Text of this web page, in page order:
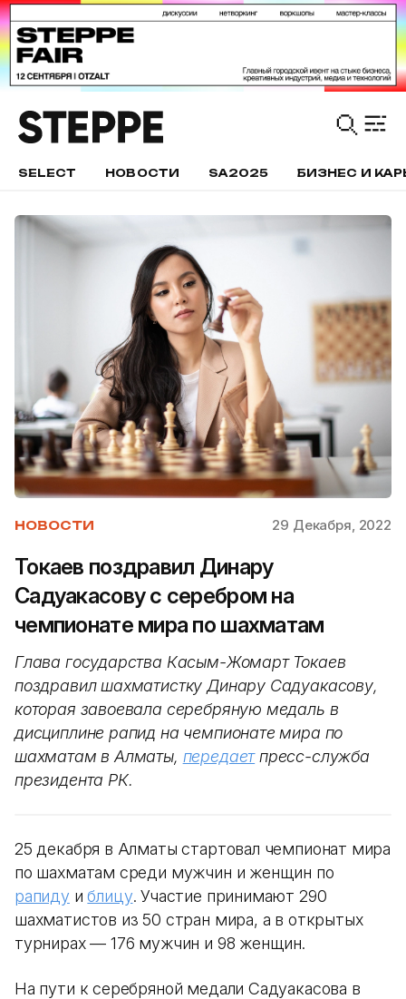
SELECT НОВОСТИ SA2025 БИЗНЕС И
НОВОСТИ 29 Декабря, 2022
Токаев поздравил Динару
Садуакасову с серебром на
чемпионате мира по шахматам
Глава государства Касым-Жомарт Токаев
поздравил шахматистку Динару Садуакасову,
которая завоевала серебряную медаль в
дисциплине рапид на чемпионате мира по
шахматам в Алматы, передаетпресс-служба
президента РК.
25 декабря в Алматы стартовал чемпионат мира
по шахматам среди мужчин и женщин по
рапиду иблицу. Участие принимают 290
шахматистов из 50 стран мира, а в открытых
турнирах — 176 мужчин и 98 женщин.
На пути к серебряной медали Садуакасова в